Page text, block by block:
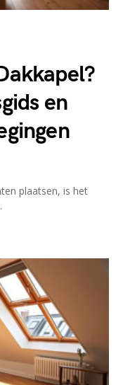
en
plaatsen, is het